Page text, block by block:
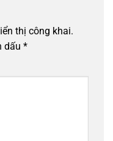
thị công khai.
dấu *